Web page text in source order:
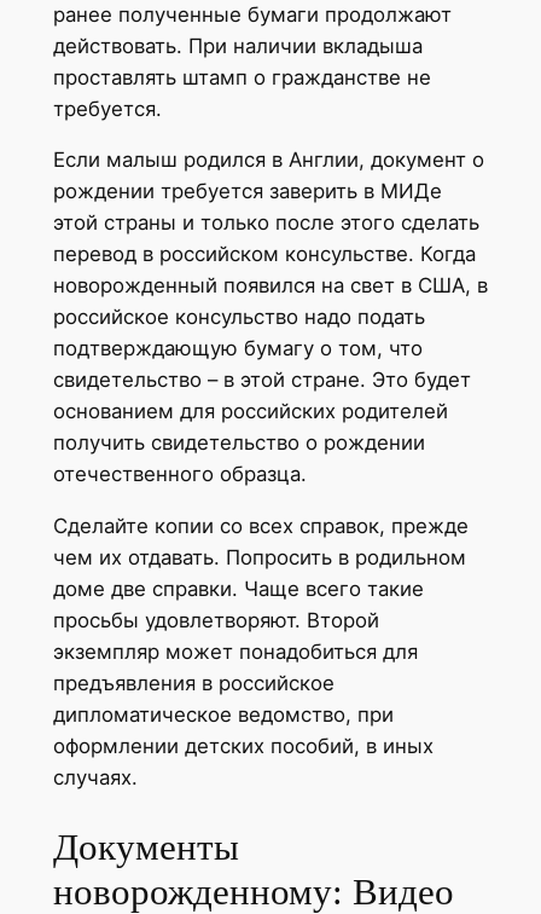
ранее полученные бумаги продолжают
действовать. При наличии вкладыша
проставлять штамп о гражданстве не
требуется.
Если малыш родился в Англии, документ о
рождении требуется заверить в МИДе
этой страны и только после этого сделать
перевод в российском консульстве. Когда
новорожденный появился на свет в США, в
российское консульство надо подать
подтверждающую бумагу о том, что
свидетельство – в этой стране. Это будет
основанием для российских родителей
получить свидетельство о рождении
отечественного образца.
Сделайте копии со всех справок, прежде
чем их отдавать. Попросить в родильном
доме две справки. Чаще всего такие
просьбы удовлетворяют. Второй
экземпляр может понадобиться для
предъявления в российское
дипломатическое ведомство, при
оформлении детских пособий, в иных
случаях.
Документы
новорожденному: Видео